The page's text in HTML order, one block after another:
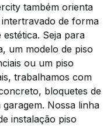
também orienta
de forma
Seja para
um modelo de piso
ou um piso
trabalhamos com
bloquetes de
Nossa linha
instalação piso